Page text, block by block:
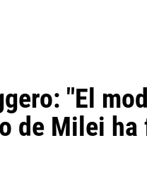
"El
de Milei ha